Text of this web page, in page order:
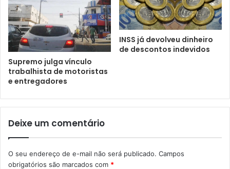
Supremo julga vínculo
trabalhista de motoristas
e entregadores
INSS já devolveu dinheiro
de descontos indevidos
Deixe um comentário
O seu endereço de e-mail não será publicado. Campos
obrigatórios são marcados com *